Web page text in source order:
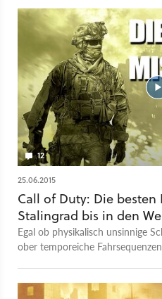
12
25.06.2015
Call of Duty: Die
Stalingrad bis in den
Egal ob physikalisch unsinnige
ober temporeiche
unterhaltsamsten Solo-